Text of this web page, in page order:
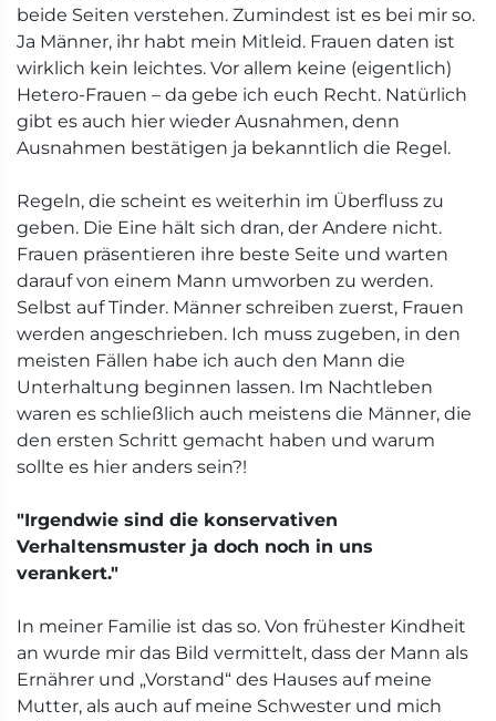
beide Seiten verstehen. Zumindest ist es bei mir so.
Ja Männer, ihr habt mein Mitleid. Frauen daten ist
wirklich kein leichtes. Vor allem keine (eigentlich)
Hetero-Frauen – da gebe ich euch Recht. Natürlich
gibt es auch hier wieder Ausnahmen, denn
Ausnahmen bestätigen ja bekanntlich die Regel.
Regeln, die scheint es weiterhin im Überfluss zu
geben. Die Eine hält sich dran, der Andere nicht.
Frauen präsentieren ihre beste Seite und warten
darauf von einem Mann umworben zu werden.
Selbst auf Tinder. Männer schreiben zuerst, Frauen
werden angeschrieben. Ich muss zugeben, in den
meisten Fällen habe ich auch den Mann die
Unterhaltung beginnen lassen. Im Nachtleben
waren es schließlich auch meistens die Männer, die
den ersten Schritt gemacht haben und warum
sollte es hier anders sein?!
"Irgendwie sind die konservativen
Verhaltensmuster ja doch noch in uns
verankert."
In meiner Familie ist das so. Von frühester Kindheit
an wurde mir das Bild vermittelt, dass der Mann als
Ernährer und „Vorstand“ des Hauses auf meine
Mutter, als auch auf meine Schwester und mich